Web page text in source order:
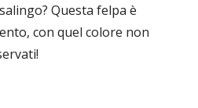
Questa felpa è
con quel colore non